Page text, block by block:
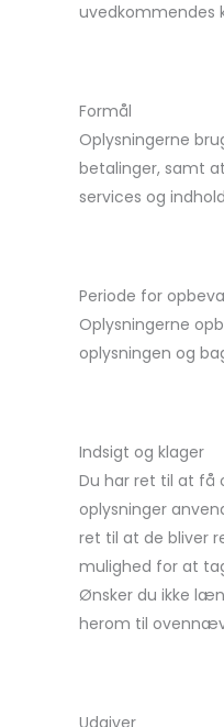
uvedkommendes
Formål
Oplysningerne
betalinger, samt
services og
Periode for
Oplysningerne
oplysningen og
Indsigt og klager
Du har ret til at få
oplysninger
ret til at de bliver
mulighed for at
Ønsker du ikke
herom til
Udgiver